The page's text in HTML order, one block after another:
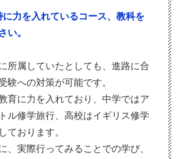
力を入れているコース、教科を
い。
所属していたとしても、進路に合
験への対策が可能です。
育に力を入れており、中学ではア
ル修学旅行、高校はイギリス修学
ております。
、実際行ってみることでの学び、